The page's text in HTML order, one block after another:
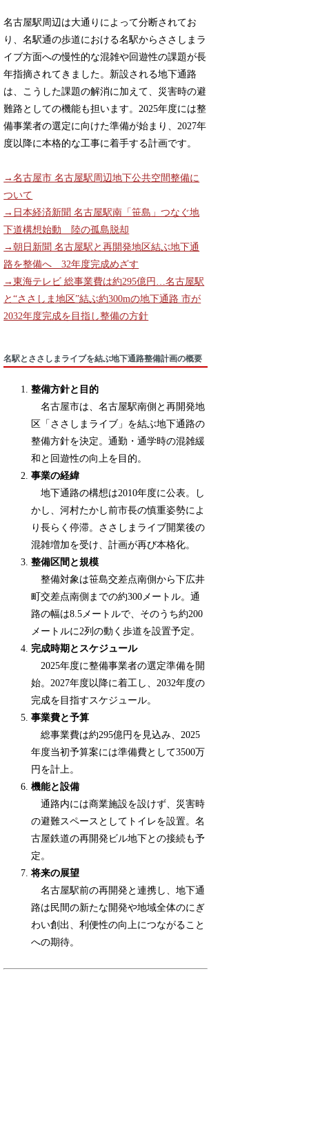
名古屋駅周辺は大通りによって分断されてお
り、名駅通の歩道における名駅からささしまラ
イブ方面への慢性的な混雑や回遊性の課題が長
年指摘されてきました。新設される地下通路
は、こうした課題の解消に加えて、災害時の避
難路としての機能も担います。2025年度には整
備事業者の選定に向けた準備が始まり、2027年
度以降に本格的な工事に着手する計画です。
→名古屋市 名古屋駅周辺地下公共空間整備に
ついて
→日本経済新聞 名古屋駅南「笹島」つなぐ地
下道構想始動 陸の孤島脱却
→朝日新聞 名古屋駅と再開発地区結ぶ地下通
路を整備へ 32年度完成めざす
→東海テレビ 総事業費は約295億円…名古屋駅
と“ささしま地区”結ぶ約300mの地下通路 市が
2032年度完成を目指し整備の方針
名駅とささしまライブを結ぶ地下通路整備計画の概要
整備方針と目的
名古屋市は、名古屋駅南側と再開発地
区「ささしまライブ」を結ぶ地下通路の
整備方針を決定。通勤・通学時の混雑緩
和と回遊性の向上を目的。
事業の経緯
地下通路の構想は2010年度に公表。し
かし、河村たかし前市長の慎重姿勢によ
り長らく停滞。ささしまライブ開業後の
混雑増加を受け、計画が再び本格化。
整備区間と規模
整備対象は笹島交差点南側から下広井
町交差点南側までの約300メートル。通
路の幅は8.5メートルで、そのうち約200
メートルに2列の動く歩道を設置予定。
完成時期とスケジュール
2025年度に整備事業者の選定準備を開
始。2027年度以降に着工し、2032年度の
完成を目指すスケジュール。
事業費と予算
総事業費は約295億円を見込み、2025
年度当初予算案には準備費として3500万
円を計上。
機能と設備
通路内には商業施設を設けず、災害時
の避難スペースとしてトイレを設置。名
古屋鉄道の再開発ビル地下との接続も予
定。
将来の展望
名古屋駅前の再開発と連携し、地下通
路は民間の新たな開発や地域全体のにぎ
わい創出、利便性の向上につながること
への期待。